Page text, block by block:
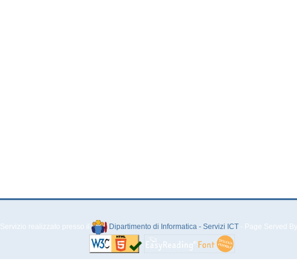
Servizio realizzato presso il Dipartimento di Informatica - Servizi ICT - Page Served